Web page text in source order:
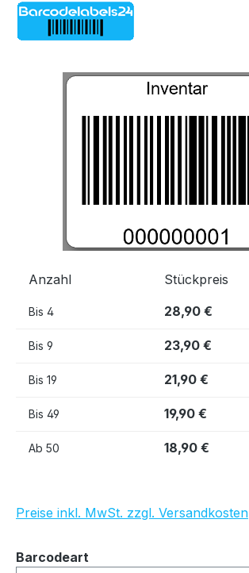
Bildergalerie überspringen
Anzahl Stückpreis
Bis 4 28,90 €
Bis 9 23,90 €
Bis 19 21,90 €
Bis 49 19,90 €
Ab 50 18,90 €
Preise inkl. MwSt. zzgl. Versandkosten
Barcodeart